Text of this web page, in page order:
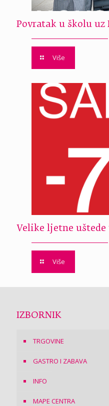
Povratak u školu uz
Više
Velike ljetne uštede
Više
IZBORNIK
TRGOVINE
GASTRO I ZABAVA
INFO
MAPE CENTRA